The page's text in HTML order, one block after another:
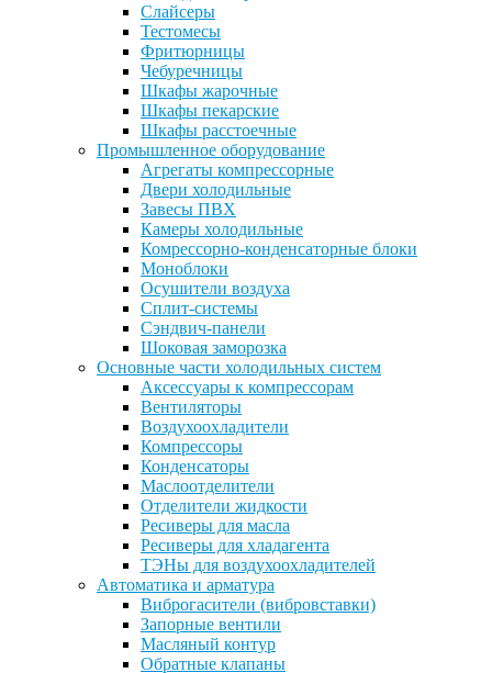
Слайсеры
Тестомесы
Фритюрницы
Чебуречницы
Шкафы жарочные
Шкафы пекарские
Шкафы расстоечные
Промышленное оборудование
Агрегаты компрессорные
Двери холодильные
Завесы ПВХ
Камеры холодильные
Комрессорно-конденсаторные блоки
Моноблоки
Осушители воздуха
Сплит-системы
Сэндвич-панели
Шоковая заморозка
Основные части холодильных систем
Аксессуары к компрессорам
Вентиляторы
Воздухоохладители
Компрессоры
Конденсаторы
Маслоотделители
Отделители жидкости
Ресиверы для масла
Ресиверы для хладагента
ТЭНы для воздухоохладителей
Автоматика и арматура
Виброгасители (вибровставки)
Запорные вентили
Масляный контур
Обратные клапаны